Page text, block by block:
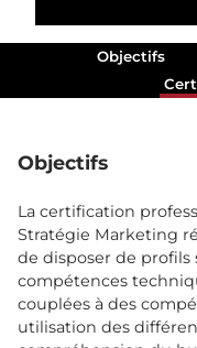
Objectifs
Objectifs
La certification
Stratégie Marketing
de disposer de profils
compétences
couplées à des
utilisation des